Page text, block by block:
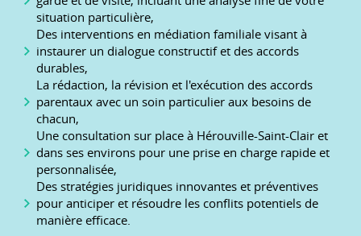
situation particulière,
Des interventions en médiation familiale visant à
instaurer un dialogue constructif et des accords
durables,
La rédaction, la révision et l'exécution des accords
parentaux avec un soin particulier aux besoins de
chacun,
Une consultation sur place à Hérouville-Saint-Clair et
dans ses environs pour une prise en charge rapide et
personnalisée,
Des stratégies juridiques innovantes et préventives
pour anticiper et résoudre les conflits potentiels de
manière efficace.